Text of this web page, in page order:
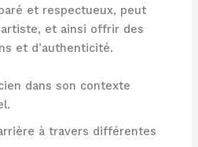
et respectueux, peut
et ainsi offrir des
et d’authenticité.
dans son contexte
à travers différentes